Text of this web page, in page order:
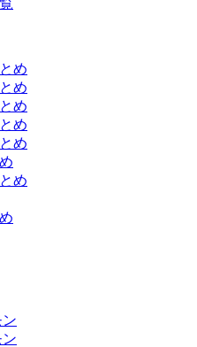
め
め
め
め
め
め